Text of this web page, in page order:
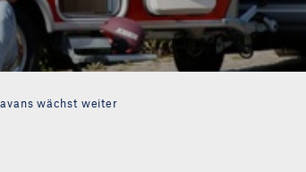
wächst weiter